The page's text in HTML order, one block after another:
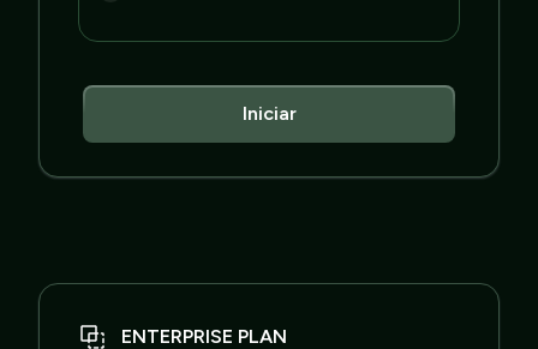
Iniciar
ENTERPRISE PLAN